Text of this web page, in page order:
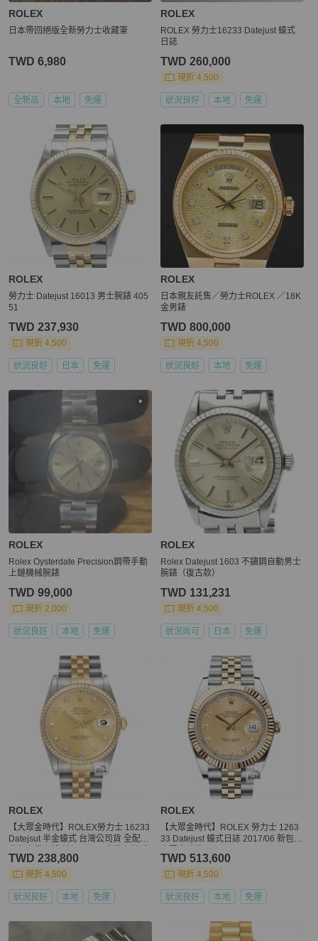
ROLEX
日本帶回絕版全新勞力士收藏筆
TWD 6,980
全新品 本地 免運
ROLEX
ROLEX 勞力士16233 Datejust 蠔式
日誌
TWD 260,000
現折 4,500
狀況良好 本地 免運
ROLEX
勞力士 Datejust 16013 男士腕錶 405
51
TWD 237,930
現折 4,500
狀況良好 日本 免運
ROLEX
日本親友託售／勞力士ROLEX ／18K
金男錶
TWD 800,000
現折 4,500
狀況良好 本地 免運
ROLEX
Rolex Oysterdate Precision鋼帶手動
上鏈機械腕錶
TWD 99,000
現折 2,000
狀況良好 本地 免運
ROLEX
Rolex Datejust 1603 不鏽鋼自動男士
腕錶（復古款）
TWD 131,231
現折 4,500
狀況尚可 日本 免運
ROLEX
【大眾金時代】ROLEX勞力士 16233
Datejsut 半金蠔式 台灣公司貨 全配件
眾金時代B1298
TWD 238,800
現折 4,500
狀況良好 本地 免運
ROLEX
【大眾金時代】ROLEX 勞力士 1263
33 Datejust 蠔式日誌 2017/06 新包台
TWD 513,600
現折 4,500
狀況良好 本地 免運